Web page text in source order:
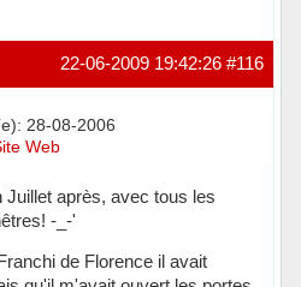
#116
22-06-2009 19:42:26
28-08-2006
Web
Juillet après, avec tous les
-_-'
de Florence il avait